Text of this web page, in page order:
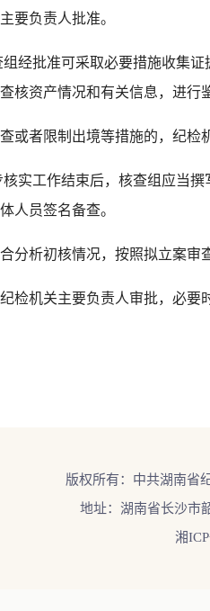
要负责人批准。
批准可采取必要措施收集证
核资产情况和有关信息，进行
者限制出境等措施的，纪检
实工作结束后，核查组应当
人员签名备查。
析初核情况，按照拟立案审
机关主要负责人审批，必要
版权所有：中共湖南省
地址：湖南省长沙市
湘